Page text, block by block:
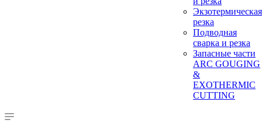
Экзотермическая
резка
Подводная
сварка и резка
Запасные части
ARC GOUGING
&
EXOTHERMIC
CUTTING